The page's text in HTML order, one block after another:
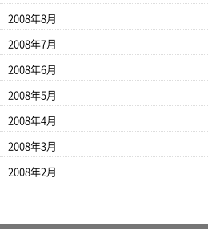
2008年8月
2008年7月
2008年6月
2008年5月
2008年4月
2008年3月
2008年2月